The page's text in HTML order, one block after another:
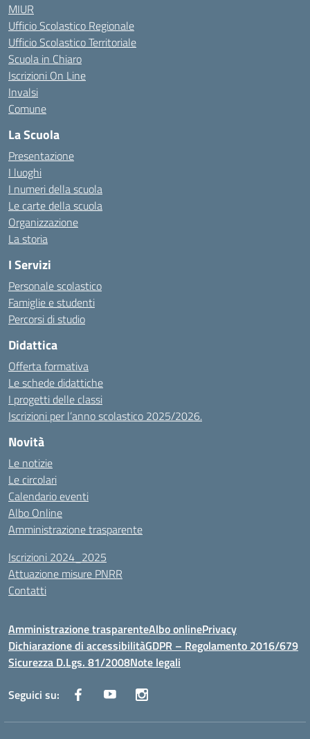
MIUR
Ufficio Scolastico Regionale
Ufficio Scolastico Territoriale
Scuola in Chiaro
Iscrizioni On Line
Invalsi
Comune
La Scuola
Presentazione
I luoghi
I numeri della scuola
Le carte della scuola
Organizzazione
La storia
I Servizi
Personale scolastico
Famiglie e studenti
Percorsi di studio
Didattica
Offerta formativa
Le schede didattiche
I progetti delle classi
Iscrizioni per l’anno scolastico 2025/2026.
Novità
Le notizie
Le circolari
Calendario eventi
Albo Online
Amministrazione trasparente
Iscrizioni 2024_2025
Attuazione misure PNRR
Contatti
Amministrazione trasparenteAlbo onlinePrivacy
Dichiarazione di accessibilitàGDPR – Regolamento 2016/679
Sicurezza D.Lgs. 81/2008Note legali
Seguici su: